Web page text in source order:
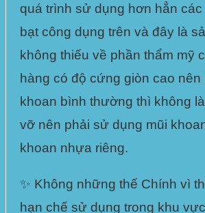
quá trình sử dụng hơn hẳn các
bạt công dụng trên và đây là
không thiếu về phần thẩm mỹ
hàng có độ cứng giòn cao nên
khoan bình thường thì không
vỡ nên phải sử dụng mũi
khoan nhựa riêng.
✨ Không những thế Chính vì
hạn chế sử dụng trong khu